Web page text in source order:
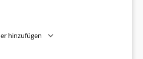
hinzufügen